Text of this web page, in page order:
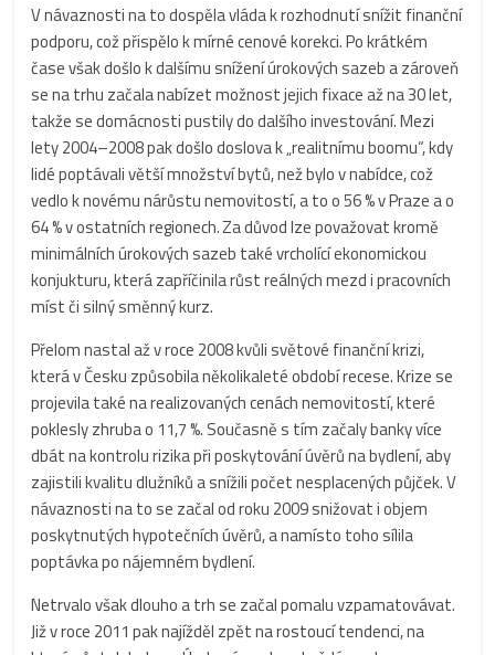
V návaznosti na to dospěla vláda k rozhodnutí snížit finanční
podporu, což přispělo k mírné cenové korekci. Po krátkém
čase však došlo k dalšímu snížení úrokových sazeb a zároveň
se na trhu začala nabízet možnost jejich fixace až na 30 let,
takže se domácnosti pustily do dalšího investování. Mezi
lety 2004–2008 pak došlo doslova k „realitnímu boomu“, kdy
lidé poptávali větší množství bytů, než bylo v nabídce, což
vedlo k novému nárůstu nemovitostí, a to o 56 % v Praze a o
64 % v ostatních regionech.Za důvod lze považovat kromě
minimálních úrokových sazeb také vrcholící ekonomickou
konjukturu, která zapříčinila růst reálných mezd i pracovních
míst či silný směnný kurz.
Přelom nastal až v roce 2008 kvůli světové finanční krizi,
která v Česku způsobila několikaleté období recese. Krize se
projevila také na realizovaných cenách nemovitostí, které
poklesly zhruba o 11,7 %. Současně s tím začaly banky více
dbát na kontrolu rizika při poskytování úvěrů na bydlení, aby
zajistili kvalitu dlužníků a snížili počet nesplacených půjček. V
návaznosti na to se začal od roku 2009 snižovat i objem
poskytnutých hypotečních úvěrů, a namísto toho sílila
poptávka po nájemném bydlení.
Netrvalo však dlouho a trh se začal pomalu vzpamatovávat.
Již v roce 2011 pak najížděl zpět na rostoucí tendenci, na